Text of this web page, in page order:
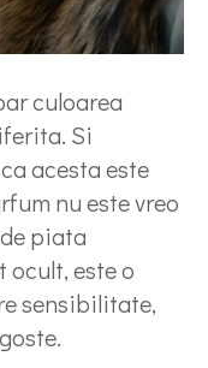
culoarea
Si
acesta este
nu este vreo
piata
este o
sensibilitate,